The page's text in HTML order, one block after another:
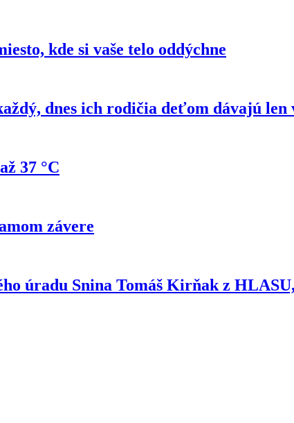
kde si vaše telo oddýchne
dnes ich rodičia deťom dávajú len
37 °C
závere
úradu Snina Tomáš Kirňak z